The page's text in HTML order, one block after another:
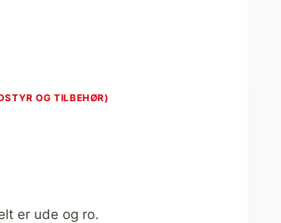
OG TILBEHØR)
er ude og ro.